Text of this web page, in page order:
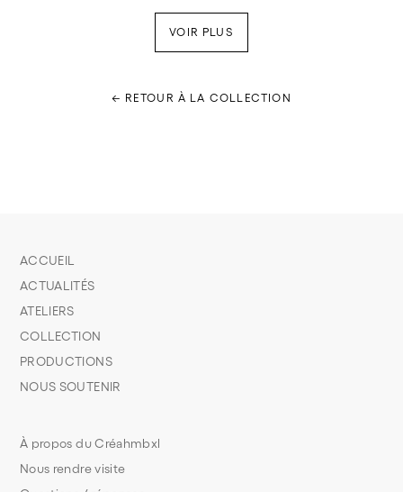
VOIR PLUS
← RETOUR À LA COLLECTION
À propos du Créahmbxl
Nous rendre visite
ACCUEIL
ACTUALITÉS
ATELIERS
COLLECTION
PRODUCTIONS
NOUS SOUTENIR